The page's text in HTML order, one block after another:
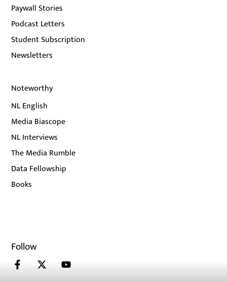
Paywall Stories
Podcast Letters
Student Subscription
Newsletters
Noteworthy
NL English
Media Biascope
NL Interviews
The Media Rumble
Data Fellowship
Books
Follow